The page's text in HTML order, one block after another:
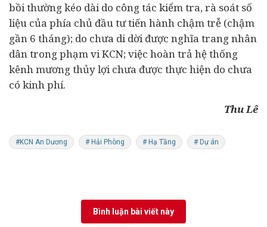
bồi thường kéo dài do công tác kiểm tra, rà soát số
liệu của phía chủ đầu tư tiến hành chậm trễ (chậm
gần 6 tháng); do chưa di dời được nghĩa trang nhân
dân trong phạm vi KCN; việc hoàn trả hệ thống
kênh mương thủy lợi chưa được thực hiện do chưa
có kinh phí.
Thu Lê
#KCN An Dương # Hải Phòng # Hạ Tầng # Dự án
Bình luận bài viết này